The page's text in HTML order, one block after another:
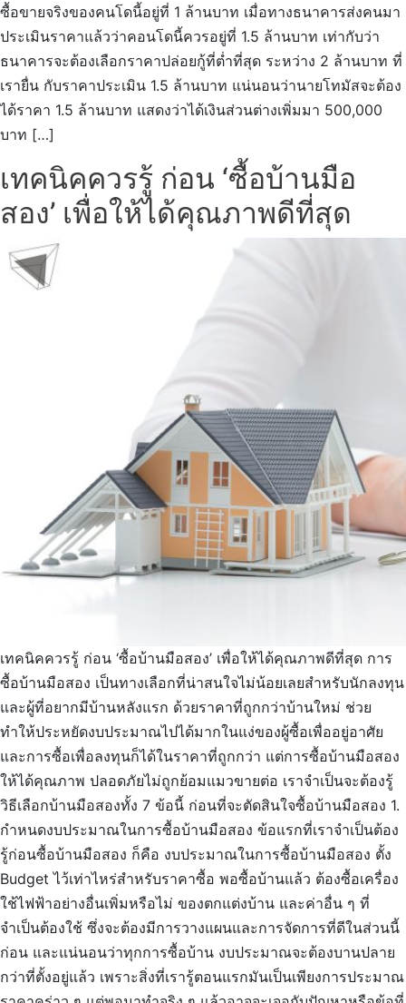
ซื้อขายจริงของคนโดนี้อยู่ที่ 1 ล้านบาท เมื่อทางธนาคารส่งคนมา
ประเมินราคาแล้วว่าคอนโดนี้ควรอยู่ที่ 1.5 ล้านบาท เท่ากับว่า
ธนาคารจะต้องเลือกราคาปล่อยกู้ที่ต่ำที่สุด ระหว่าง 2 ล้านบาท ที่
เรายื่น กับราคาประเมิน 1.5 ล้านบาท แน่นอนว่านายโทมัสจะต้อง
ได้ราคา 1.5 ล้านบาท แสดงว่าได้เงินส่วนต่างเพิ่มมา 500,000
บาท […]
เทคนิคควรรู้ ก่อน ‘ซื้อบ้านมือ
สอง’ เพื่อให้ได้คุณภาพดีที่สุด
เทคนิคควรรู้ ก่อน ‘ซื้อบ้านมือสอง’ เพื่อให้ได้คุณภาพดีที่สุด การ
ซื้อบ้านมือสอง เป็นทางเลือกที่น่าสนใจไม่น้อยเลยสำหรับนักลงทุน
และผู้ที่อยากมีบ้านหลังแรก ด้วยราคาที่ถูกกว่าบ้านใหม่ ช่วย
ทำให้ประหยัดงบประมาณไปได้มากในแง่ของผู้ซื้อเพื่ออยู่อาศัย
และการซื้อเพื่อลงทุนก็ได้ในราคาที่ถูกกว่า แต่การซื้อบ้านมือสอง
ให้ได้คุณภาพ ปลอดภัยไม่ถูกย้อมแมวขายต่อ เราจำเป็นจะต้องรู้
วิธีเลือกบ้านมือสองทั้ง 7 ข้อนี้ ก่อนที่จะตัดสินใจซื้อบ้านมือสอง 1.
กำหนดงบประมาณในการซื้อบ้านมือสอง ข้อแรกที่เราจำเป็นต้อง
รู้ก่อนซื้อบ้านมือสอง ก็คือ งบประมาณในการซื้อบ้านมือสอง ตั้ง
Budget ไว้เท่าไหร่สำหรับราคาซื้อ พอซื้อบ้านแล้ว ต้องซื้อเครื่อง
ใช้ไฟฟ้าอย่างอื่นเพิ่มหรือไม่ ของตกแต่งบ้าน และค่าอื่น ๆ ที่
จำเป็นต้องใช้ ซึ่งจะต้องมีการวางแผนและการจัดการที่ดีในส่วนนี้
ก่อน และแน่นอนว่าทุกการซื้อบ้าน งบประมาณจะต้องบานปลาย
กว่าที่ตั้งอยู่แล้ว เพราะสิ่งที่เรารู้ตอนแรกมันเป็นเพียงการประมาณ